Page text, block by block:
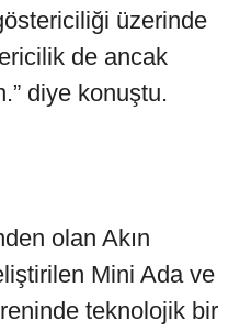
üzerinde
de ancak
diye konuştu.
olan Akın
Mini Ada ve
teknolojik bir